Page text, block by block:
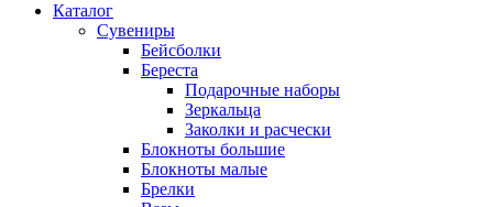
Каталог
Сувениры
Бейсболки
Береста
Подарочные наборы
Зеркальца
Заколки и расчески
Блокноты большие
Блокноты малые
Брелки